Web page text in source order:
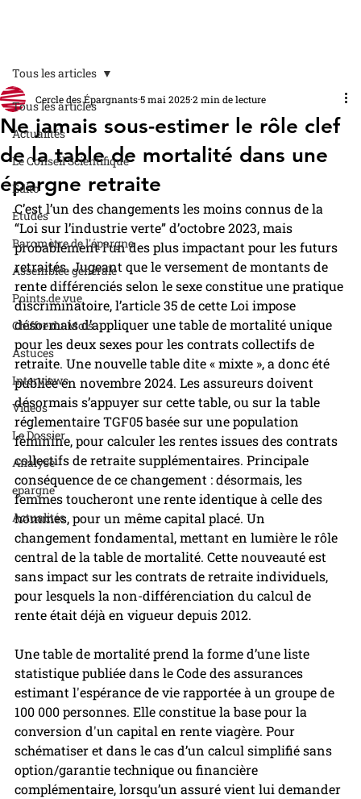
Tous les articles
Actualités
Le Conseil Scientifique
Édito
Études
Baromètre de l'épargne
Assemblée générale
Points de vue
Chiffre du Mois
Astuces
Interviews
Videos
Le Dossier
Analyse
epargne
Actualités
Tous les articles
Ne jamais sous-estimer le rôle clef
de la table de mortalité dans une
épargne retraite
Cercle des Épargnants5 mai 20252 min de lecture
C’est l’un des changements les moins connus de la
“Loi sur l’industrie verte” d’octobre 2023, mais
probablement l’un des plus impactant pour les futurs
retraités. Jugeant que le versement de montants de
rente différenciés selon le sexe constitue une pratique
discriminatoire, l’article 35 de cette Loi impose
désormais d’appliquer une table de mortalité unique
pour les deux sexes pour les contrats collectifs de
retraite. Une nouvelle table dite « mixte », a donc été
publiée en novembre 2024. Les assureurs doivent
désormais s’appuyer sur cette table, ou sur la table
réglementaire TGF05 basée sur une population
féminine, pour calculer les rentes issues des contrats
collectifs de retraite supplémentaires. Principale
conséquence de ce changement : désormais, les
femmes toucheront une rente identique à celle des
hommes, pour un même capital placé. Un
changement fondamental, mettant en lumière le rôle
central de la table de mortalité. Cette nouveauté est
sans impact sur les contrats de retraite individuels,
pour lesquels la non-différenciation du calcul de
rente était déjà en vigueur depuis 2012.
Une table de mortalité prend la forme d’une liste
statistique publiée dans le Code des assurances
estimant l'espérance de vie rapportée à un groupe de
100 000 personnes. Elle constitue la base pour la
conversion d'un capital en rente viagère. Pour
schématiser et dans le cas d’un calcul simplifié sans
option/garantie technique ou financière
complémentaire, lorsqu’un assuré vient lui demander